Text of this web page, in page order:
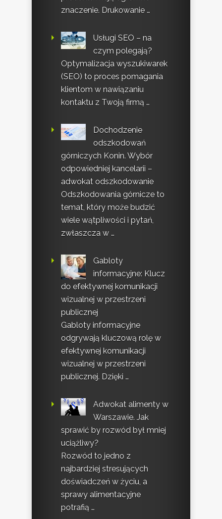
znaczenie. Drukowanie …
Usługi SEO – na
czym polegają?
Optymalizacja wyszukiwarek
(SEO) to proces pomagania
klientom w nawiązaniu
kontaktu z Twoją firmą …
Dochodzenie
odszkodowań
górniczych Konin. Wybór
odpowiedniej kancelarii –
adwokat odszkodowanie
Odszkodowania górnicze to
temat, który może budzić
wiele wątpliwości i pytań,
zwłaszcza w …
Gabloty
informacyjne: Klucz
do efektywnej komunikacji
wizualnej w przestrzeni
publicznej
Gabloty informacyjne
odgrywają kluczową rolę w
efektywnej komunikacji
wizualnej w przestrzeni
publicznej. Dzięki …
Adwokat alimenty w
Warszawie. Jak
sprawić by rozwód był mniej
uciążliwy?
Rozwód to jedno z
najbardziej stresujących
doświadczeń w życiu, a
sprawy alimentacyjne
potrafią …